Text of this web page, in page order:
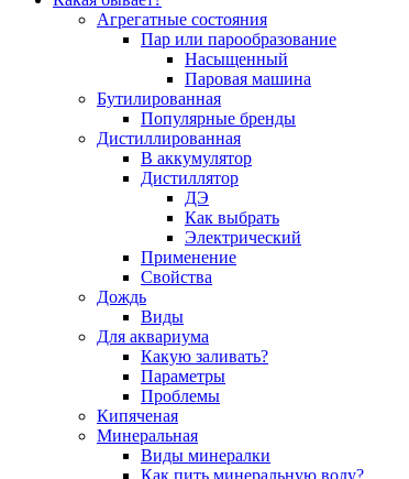
Агрегатные состояния
Пар или парообразование
Насыщенный
Паровая машина
Бутилированная
Популярные бренды
Дистиллированная
В аккумулятор
Дистиллятор
ДЭ
Как выбрать
Электрический
Применение
Свойства
Дождь
Виды
Для аквариума
Какую заливать?
Параметры
Проблемы
Кипяченая
Минеральная
Виды минералки
Как пить минеральную воду?